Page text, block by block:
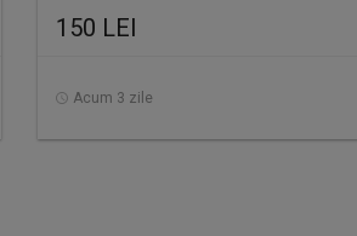
150 LEI
Acum 3 zile